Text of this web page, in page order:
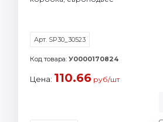
Арт. SP30_30523
Код товара: У0000170824
Цена: 110.66 руб/шт